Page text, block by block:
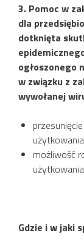
3. Pomoc w
dla
dotknięta
ogłoszonego
w związku z
wywołanej
możliwość
Gdzie i w jaki